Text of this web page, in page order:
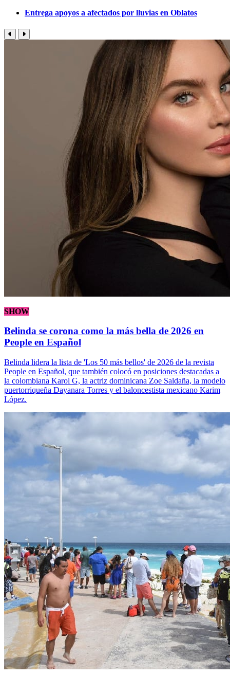
Entrega apoyos a afectados por lluvias en Oblatos
SHOW
Belinda se corona como la más bella de 2026 en
People en Español
Belinda lidera la lista de 'Los 50 más bellos' de 2026 de la revista
People en Español, que también colocó en posiciones destacadas a
la colombiana Karol G, la actriz dominicana Zoe Saldaña, la modelo
puertorriqueña Dayanara Torres y el baloncestista mexicano Karim
López.